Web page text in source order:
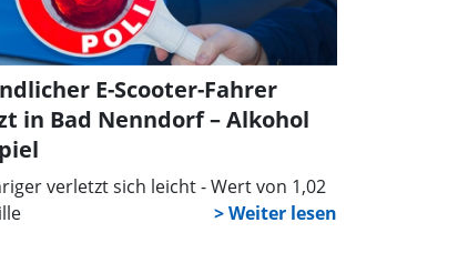
E-Scooter-Fahrer
in Bad Nenndorf – Alkohol
verletzt sich leicht - Wert von 1,02